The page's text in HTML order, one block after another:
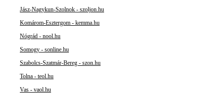
Jász-Nagykun-Szolnok - szoljon.hu
Komárom-Esztergom - kemma.hu
Nógrád - nool.hu
Somogy - sonline.hu
Szabolcs-Szatmár-Bereg - szon.hu
Tolna - teol.hu
Vas - vaol.hu